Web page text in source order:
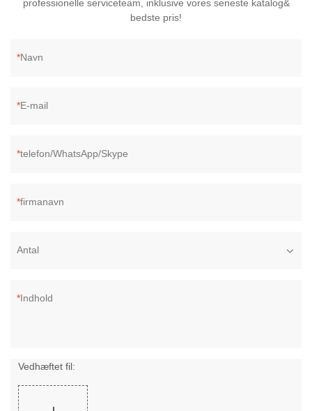
professionelle serviceteam, inklusive vores seneste katalog&
bedste pris!
Navn
E-mail
telefon/WhatsApp/Skype
firmanavn
Antal
Indhold
Vedhæftet fil: